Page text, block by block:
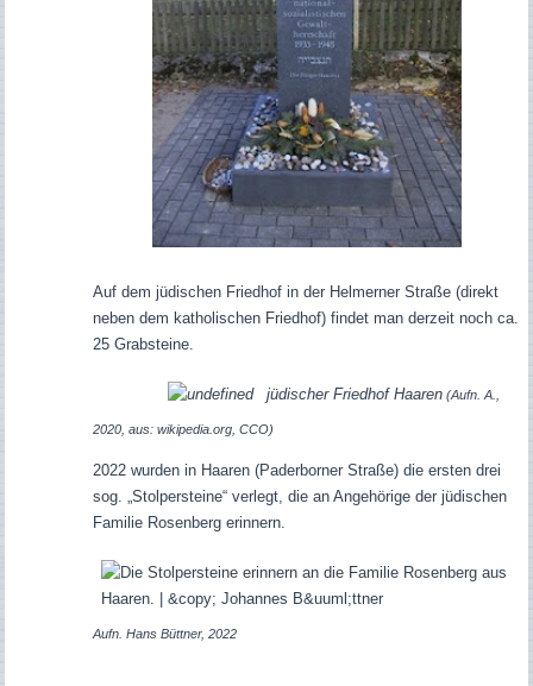
Auf dem jüdischen Friedhof in der Helmerner Straße (direkt
neben dem katholischen Friedhof) findet man derzeit noch ca.
25 Grabsteine.
jüdischer Friedhof Haaren(Aufn. A.,
2020, aus: wikipedia.org, CCO)
2022 wurden in Haaren (Paderborner Straße) die ersten drei
sog. „Stolpersteine“ verlegt, die an Angehörige der jüdischen
Familie Rosenberg erinnern.
Aufn. Hans Büttner, 2022